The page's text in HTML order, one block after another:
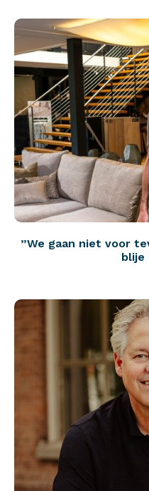
”We gaan niet voor
blije